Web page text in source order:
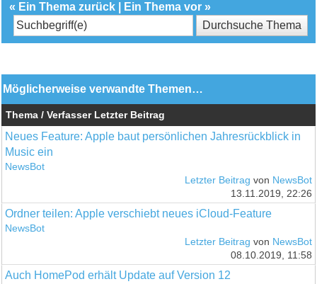
« Ein Thema zurück Ein Thema vor »
Möglicherweise verwandte Themen…
Thema / Verfasser Letzter Beitrag
Neues Feature: Apple baut persönlichen Jahresrückblick in
Music ein
NewsBot
Letzter Beitrag von NewsBot
13.11.2019, 22:26
Ordner teilen: Apple verschiebt neues iCloud-Feature
NewsBot
Letzter Beitrag von NewsBot
08.10.2019, 11:58
Auch HomePod erhält Update auf Version 12